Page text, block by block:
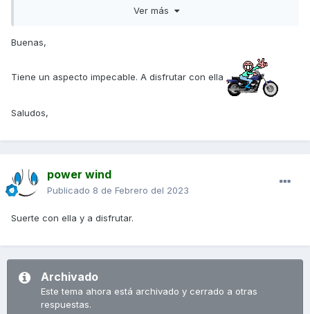
Ver más
Buenas,
Tiene un aspecto impecable. A disfrutar con ella
Saludos,
power wind
Publicado 8 de Febrero del 2023
Suerte con ella y a disfrutar.
Archivado
Este tema ahora está archivado y cerrado a otras
respuestas.